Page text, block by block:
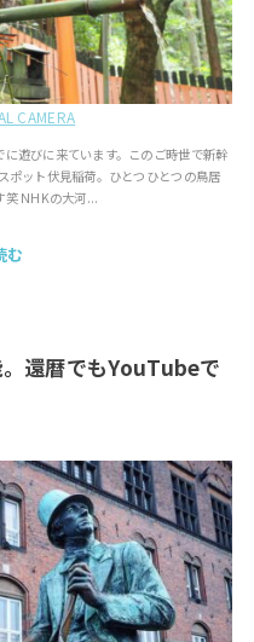
CAMERA
遊びに来ています。このご時世で新幹
ット伏見稲荷。ひとつひとつの鳥居
笑 NHKの大河...
む
還暦でもYouTubeで